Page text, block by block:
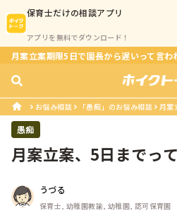
保育士だけの相談アプリ
アプリを無料でダウンロード！
月案立案期限5日で園長から遅いって言わ
お悩み相談 「愚痴」のお悩み相談 月案
愚痴
月案立案、5日までっ
うづる
保育士, 幼稚園教諭, 幼稚園, 認可保育園